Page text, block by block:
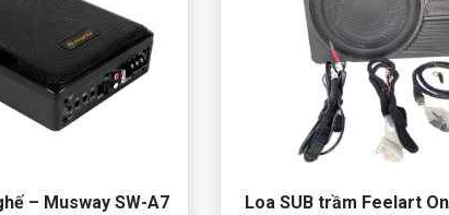
– Musway SW-A7 Loa SUB trầm Feelart